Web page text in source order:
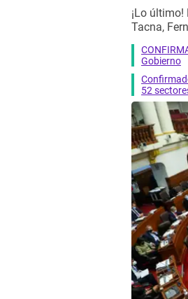
¡Lo
Tacna,
Gobierno
52